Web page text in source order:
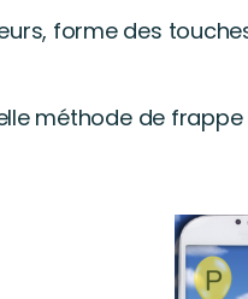
forme des
méthode de